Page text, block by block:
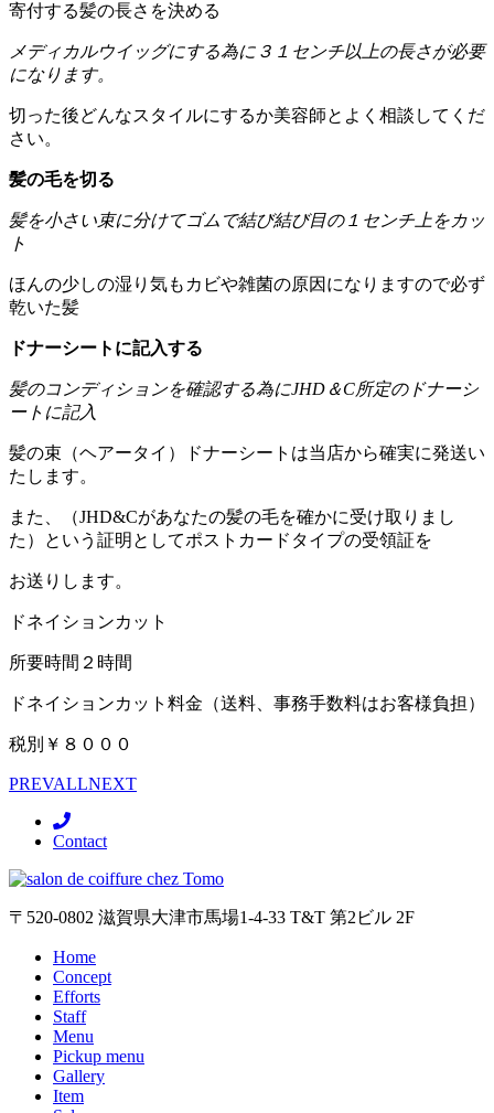
寄付する髪の長さを決める
メディカルウイッグにする為に３１センチ以上の長さが必要
になります。
切った後どんなスタイルにするか美容師とよく相談してくだ
さい。
髪の毛を切る
髪を小さい束に分けてゴムで結び結び目の１センチ上をカッ
ト
ほんの少しの湿り気もカビや雑菌の原因になりますので必ず
乾いた髪
ドナーシートに記入する
髪のコンディションを確認する為にJHD＆C所定のドナーシ
ートに記入
髪の束（ヘアータイ）ドナーシートは当店から確実に発送い
たします。
また、（JHD&Cがあなたの髪の毛を確かに受け取りまし
た）という証明としてポストカードタイプの受領証を
お送りします。
ドネイションカット
所要時間２時間
ドネイションカット料金（送料、事務手数料はお客様負担）
税別￥８０００
PREVALLNEXT
Contact
〒520-0802 滋賀県大津市馬場1-4-33 T&T 第2ビル 2F
Home
Concept
Efforts
Staff
Menu
Pickup menu
Gallery
Item